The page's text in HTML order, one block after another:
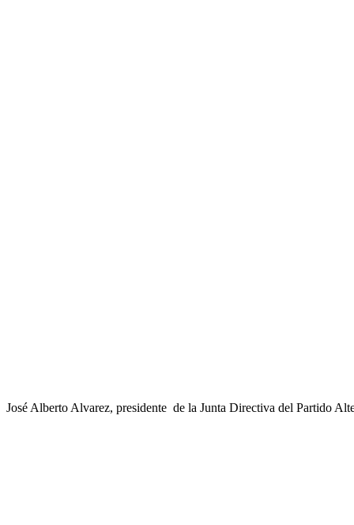
José Alberto Alvarez, presidente de la Junta Directiva del Partido